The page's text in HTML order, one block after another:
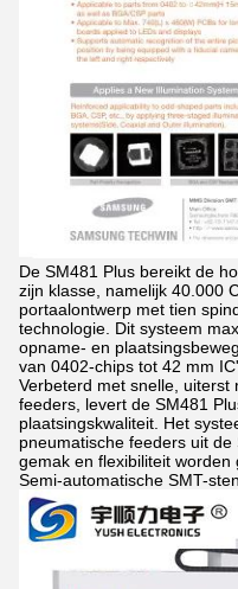
De SM481 Plus bereikt de
zijn klasse, namelijk 40.000
portaalontwerp met tien
technologie. Dit systeem
opname- en
van 0402-chips tot 42 mm
Verbeterd met snelle, uiterst
feeders, levert de SM481
plaatsingskwaliteit. Het
pneumatische feeders uit
gemak en flexibiliteit worden
Semi-automatische SMT-